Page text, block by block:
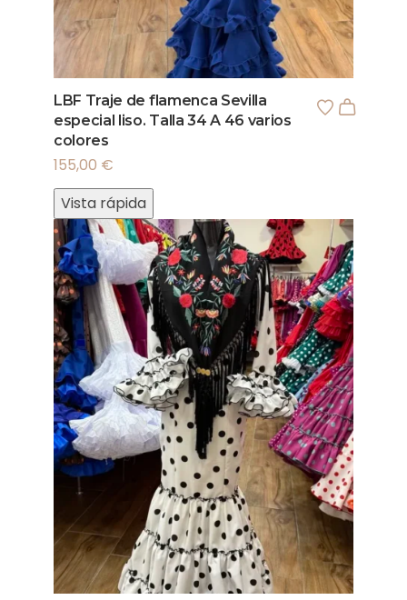
LBF Traje de flamenca Sevilla
especial liso. Talla 34 A 46 varios
colores
155,00 €
Vista rápida